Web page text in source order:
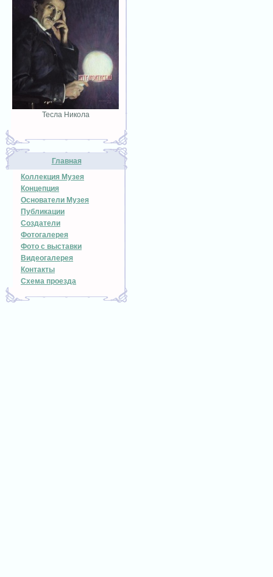
Тесла Никола
Главная
Коллекция Музея
Концепция
Основатели Музея
Публикации
Создатели
Фотогалерея
Фото с выставки
Видеогалерея
Контакты
Схема проезда